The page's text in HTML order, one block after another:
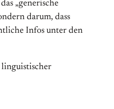
„generische
darum, dass
Infos unter den
linguistischer